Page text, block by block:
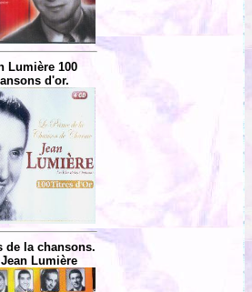
Lumière 100
d'or.
de la chansons.
Lumière